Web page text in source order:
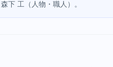
下 工（人物・職人）。